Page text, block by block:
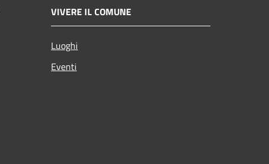
VIVERE IL COMUNE
Luoghi
Eventi